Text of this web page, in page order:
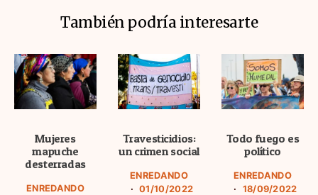
También podría interesarte
Mujeres
mapuche
desterradas
ENREDANDO
Travesticidios:
un crimen social
ENREDANDO
01/10/2022
Todo fuego es
político
ENREDANDO
18/09/2022